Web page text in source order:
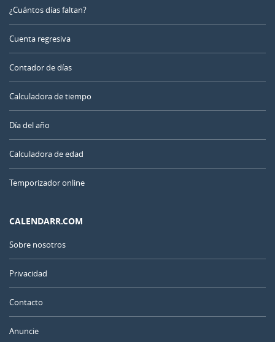
¿Cuántos días faltan?
Cuenta regresiva
Contador de días
Calculadora de tiempo
Día del año
Calculadora de edad
Temporizador online
CALENDARR.COM
Sobre nosotros
Privacidad
Contacto
Anuncie